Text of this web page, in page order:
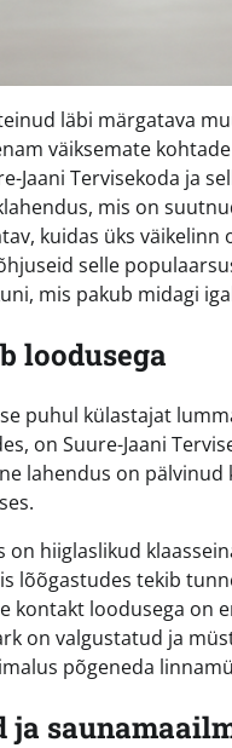
läbi märgatava
väiksemate
Jaani Tervisekoda ja
mis on
kuidas üks
selle
mis pakub midagi
loodusega
puhul külastajat
on Suure-Jaani
lahendus on
hiiglaslikud
lõõgastudes tekib
kontakt loodusega on
on valgustatud ja
põgeneda
ja